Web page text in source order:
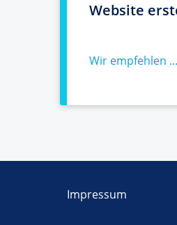
Website
Wir empfehlen ...
Impressum